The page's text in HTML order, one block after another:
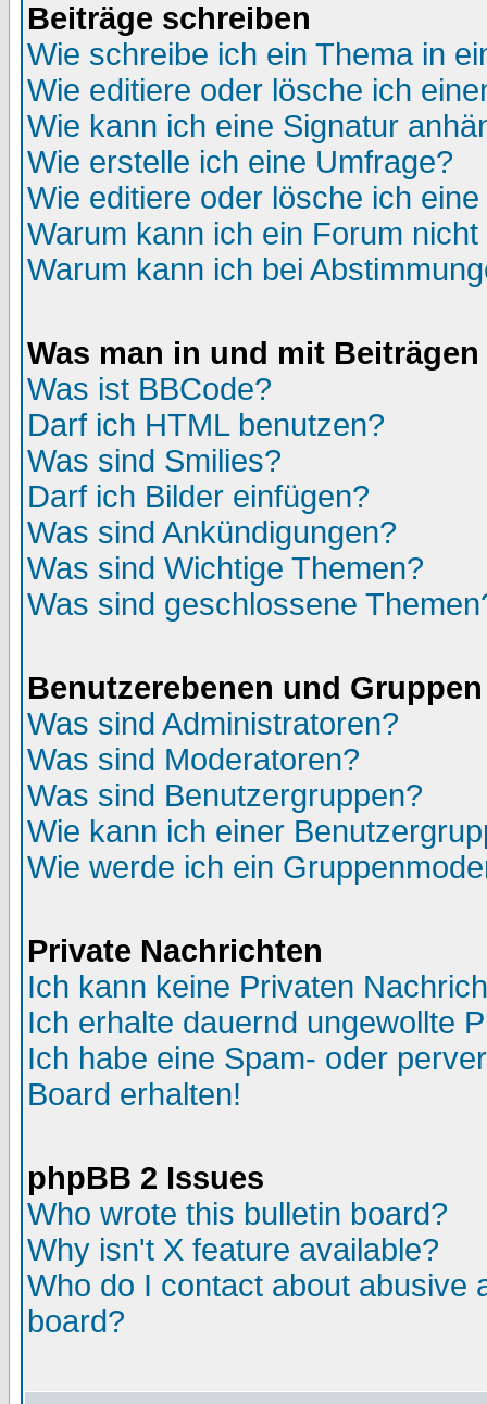
Beiträge schreiben
Wie schreibe ich ein Thema in
Wie editiere oder lösche ich
Wie kann ich eine Signatur
Wie erstelle ich eine Umfrage?
Wie editiere oder lösche ich
Warum kann ich ein Forum
Warum kann ich bei
Was man in und mit
Was ist BBCode?
Darf ich HTML benutzen?
Was sind Smilies?
Darf ich Bilder einfügen?
Was sind Ankündigungen?
Was sind Wichtige Themen?
Was sind geschlossene
Benutzerebenen und Gruppen
Was sind Administratoren?
Was sind Moderatoren?
Was sind Benutzergruppen?
Wie kann ich einer
Wie werde ich ein
Private Nachrichten
Ich kann keine Privaten
Ich erhalte dauernd ungewollte
Ich habe eine Spam- oder
Board erhalten!
phpBB 2 Issues
Who wrote this bulletin board?
Why isn't X feature available?
Who do I contact about abusive
board?